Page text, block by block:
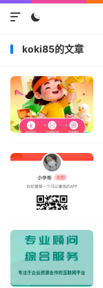


koki85的文章